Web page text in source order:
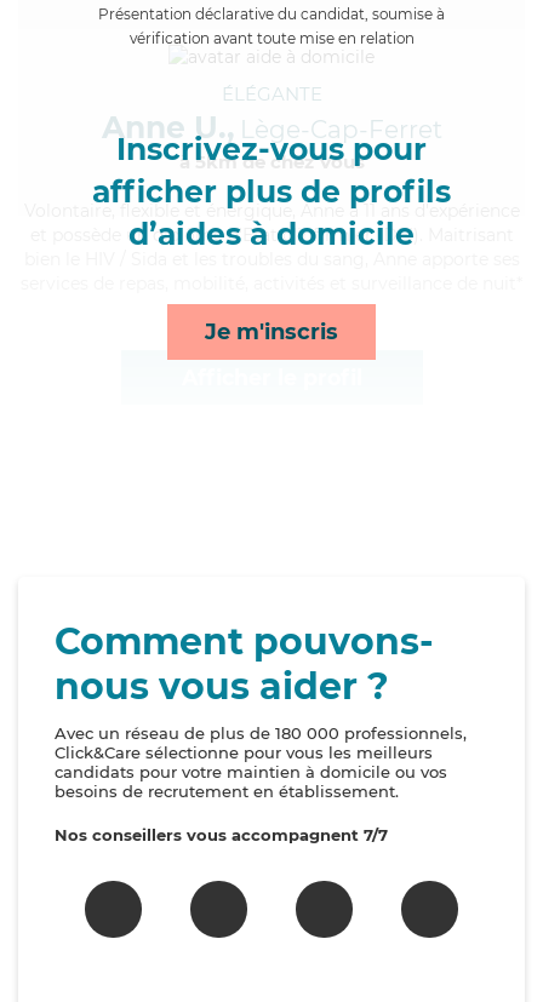
Présentation déclarative du candidat, soumise à
vérification avant toute mise en relation
Inscrivez-vous pour
afficher plus de profils
d’aides à domicile
Je m'inscris
ÉLÉGANTE
Anne U., Lège-Cap-Ferret
à 5km de chez Vous
, flexible et énergique, Anne a 11 ans d'expérience
et possède un diplôme d'Etat d'infirmier (DEI). Maitrisant
Comment pouvons-
nous vous aider ?
Avec un réseau de plus de 180 000 professionnels,
Click&Care sélectionne pour vous les meilleurs
candidats pour votre maintien à domicile ou vos
besoins de recrutement en établissement.
Nos conseillers vous accompagnent 7/7